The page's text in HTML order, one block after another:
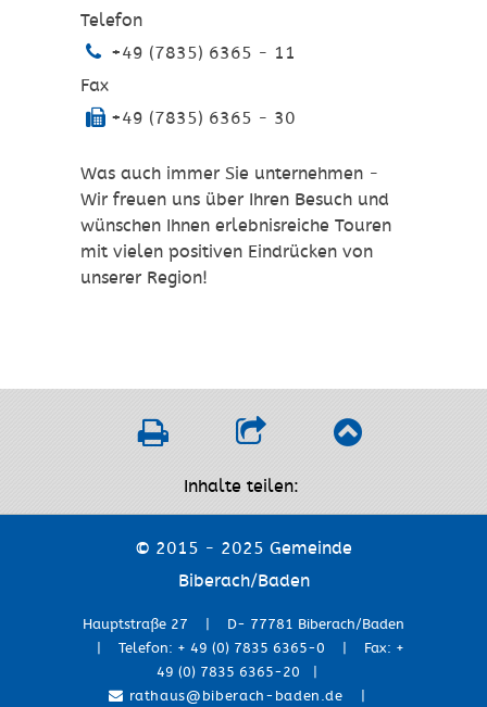
Telefon
+49 (7835) 6365 - 11
Fax
+49 (7835) 6365 - 30
Was auch immer Sie unternehmen -
Wir freuen uns über Ihren Besuch und
wünschen Ihnen erlebnisreiche Touren
mit vielen positiven Eindrücken von
unserer Region!
Inhalte teilen:
© 2015 - 2025 Gemeinde
Biberach/Baden
Hauptstraße 27 | D- 77781 Biberach/Baden
| Telefon: + 49 (0) 7835 6365-0 | Fax: +
49 (0) 7835 6365-20 |
rathaus@biberach-baden.de